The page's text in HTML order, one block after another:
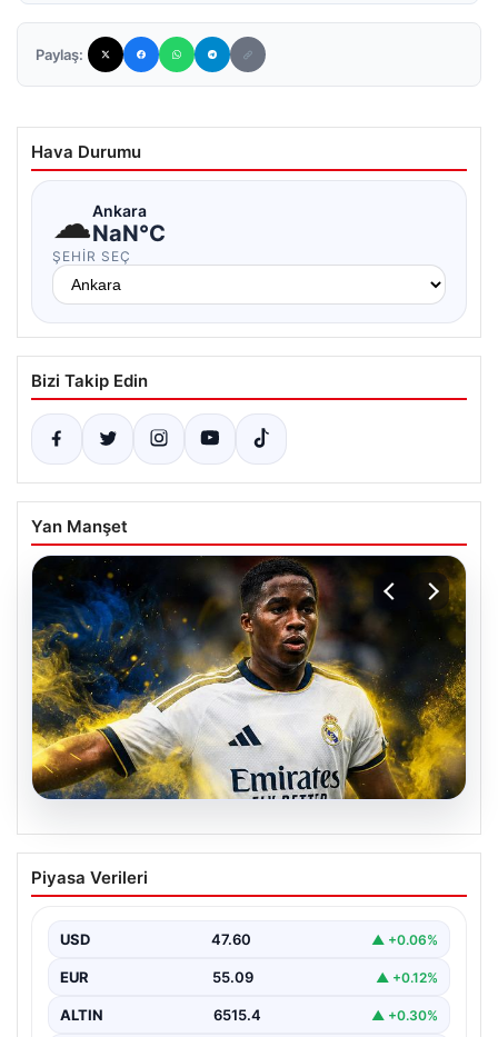
Paylaş:
Hava Durumu
☁Ankara
NaN°C
ŞEHIR SEÇ
Bizi Takip Edin
Yan Manşet
05.08.2026
Fenerbahçe, Real Madrid’in genç
yıldızını transfer ediyor!
Piyasa Verileri
USD 47.60 ▲ +0.06%
EUR 55.09 ▲ +0.12%
ALTIN 6515.4 ▲ +0.30%